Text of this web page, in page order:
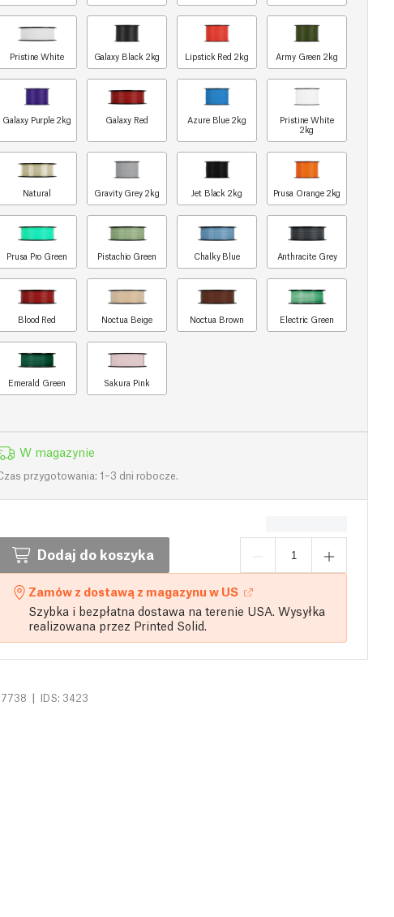
Pristine White Galaxy Black 2kg Lipstick Red 2kg Army Green 2kg
Galaxy Purple 2kg Galaxy Red Azure Blue 2kg
Pristine White
2kg
Natural Gravity Grey 2kg Jet Black 2kg Prusa Orange 2kg
Prusa Pro Green Pistachio Green Chalky Blue Anthracite Grey
Blood Red Noctua Beige Noctua Brown Electric Green
Emerald Green Sakura Pink
W magazynie
przygotowania: 1–3 dni robocze.
Dodaj do koszyka
Zamów z dostawą z magazynu w US
Szybka i bezpłatna dostawa na terenie USA. Wysyłka
realizowana przez Printed Solid.
| IDS: 3423